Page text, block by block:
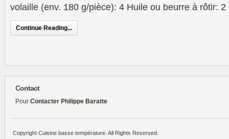
volaille (env. 180 g/pièce): 4 Huile ou beurre à rôtir:
Continue Reading...
Contact
Pour Contacter Philippe Baratte
Copyright Cuisine basse température. All Rights Reserved.